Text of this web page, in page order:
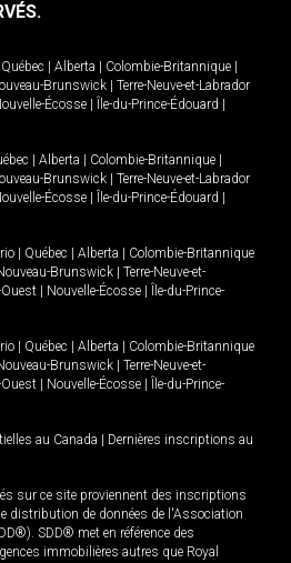
Québec Alberta Colombie-Britannique
Brunswick
Terre-Neuve-et-Labrador
Écosse Île-du-Prince-Édouard
Alberta Colombie-Britannique
Brunswick
Terre-Neuve-et-Labrador
Écosse Île-du-Prince-Édouard
Québec Alberta
Colombie-Britannique
Brunswick
Terre-Neuve-et-
Nouvelle-Écosse
Île-du-Prince-
Québec Alberta
Colombie-Britannique
Brunswick
Terre-Neuve-et-
Nouvelle-Écosse
Île-du-Prince-
au Canada
Dernières inscriptions au
sur ce site proviennent des inscriptions
distribution de données de l'Association
SDD® met en référence des
immobilières autres que Royal